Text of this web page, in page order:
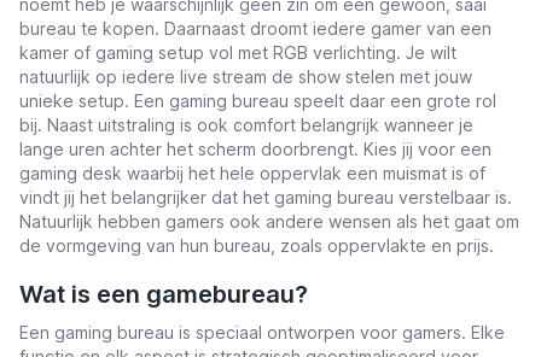
bureau te kopen. Daarnaast droomt iedere gamer van een
kamer of gaming setup vol met RGB verlichting. Je wilt
natuurlijk op iedere live stream de show stelen met jouw
unieke setup. Een gaming bureau speelt daar een grote rol
bij. Naast uitstraling is ook comfort belangrijk wanneer je
lange uren achter het scherm doorbrengt. Kies jij voor een
gaming desk waarbij het hele oppervlak een muismat is of
vindt jij het belangrijker dat het gaming bureau verstelbaar is.
Natuurlijk hebben gamers ook andere wensen als het gaat om
de vormgeving van hun bureau, zoals oppervlakte en prijs.
Wat is een gamebureau?
Een gaming bureau is speciaal ontworpen voor gamers. Elke